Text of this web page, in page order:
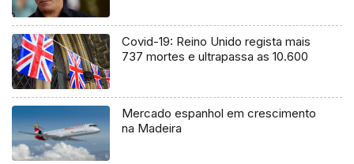
Covid-19: Reino Unido regista mais
737 mortes e ultrapassa as 10.600
Mercado espanhol em crescimento
na Madeira